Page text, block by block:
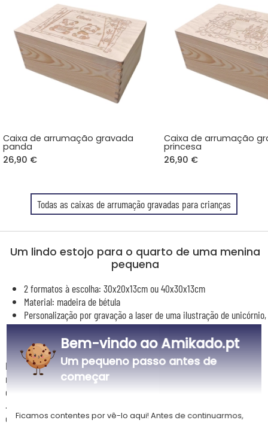
Caixa de arrumação gravada
panda
26,90 €
Caixa de arrumação
princesa
26,90 €
Todas as caixas de arrumação gravadas para crianças
Um lindo estojo para o quarto de uma menina
pequena
2 formatos à escolha: 30x20x13cm ou 40x30x13cm
Material: madeira de bétula
Personalização por gravação a laser de uma ilustração de unicórnio,
e de um texto ou nome
Personalize uma bonita caixinha de madeira para que uma pequena
menina possa guardar os seus objetos mais preciosos: bijuterias,
diário íntimo, jogos, brinquedos, roupas ou acessórios de moda, fotos,
.... Um presente único que ela poderá guardar toda a sua vida, a
oferecer para o natal, um aniversário ou porque não como presente de
Bem-vindo ao Amikado.pt
Um pequeno passo antes de
começar
Ficamos contentes por vê-lo aqui! Antes de continuarmos,